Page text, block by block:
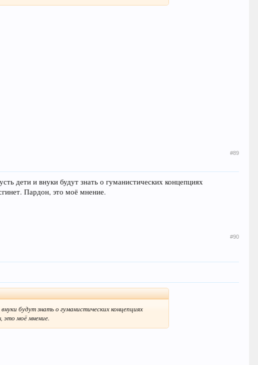
#89
дети и внуки будут знать о гуманистических концепциях
Пардон, это моё мнение.
#90
будут знать о гуманистических концепциях
это моё мнение.